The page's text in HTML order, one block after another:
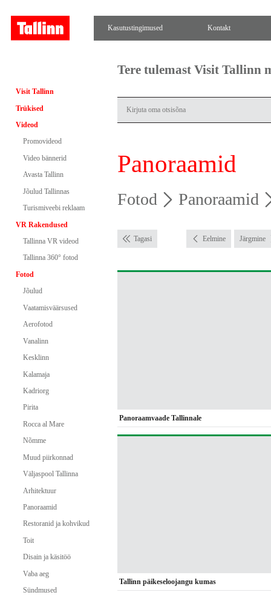
Kasutustingimused Kontakt
Visit Tallinn
Trükised
Videod
Promovideod
Video bännerid
Avasta Tallinn
Jõulud Tallinnas
Turismiveebi reklaam
VR Rakendused
Tallinna VR videod
Tallinna 360° fotod
Fotod
Jõulud
Vaatamisväärsused
Aerofotod
Vanalinn
Kesklinn
Kalamaja
Kadriorg
Pirita
Rocca al Mare
Nõmme
Muud piirkonnad
Väljaspool Tallinna
Arhitektuur
Panoraamid
Restoranid ja kohvikud
Toit
Disain ja käsitöö
Vaba aeg
Sündmused
Tere tulemast Visit Tallinn
Panoraamid
Fotod Panoraamid
Tagasi Eelmine Järgmine
Panoraamvaade Tallinnale
Tallinn päikeseloojangu kumas